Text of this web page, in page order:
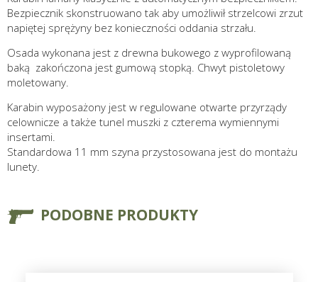
Bezpiecznik skonstruowano tak aby umożliwił strzelcowi zrzut
napiętej sprężyny bez konieczności oddania strzału.
Osada wykonana jest z drewna bukowego z wyprofilowaną
baką zakończona jest gumową stopką. Chwyt pistoletowy
moletowany.
Karabin wyposażony jest w regulowane otwarte przyrządy
celownicze a także tunel muszki z czterema wymiennymi
insertami.
Standardowa 11 mm szyna przystosowana jest do montażu
lunety.
PODOBNE PRODUKTY